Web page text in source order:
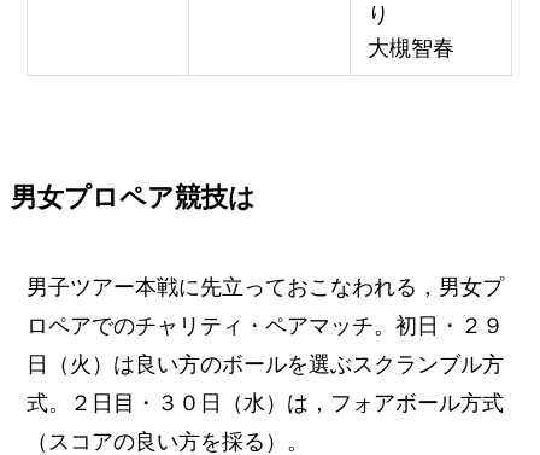
り
大槻智春
男女プロペア競技は
男子ツアー本戦に先立っておこなわれる，男女プ
ロペアでのチャリティ・ペアマッチ。初日・２９
日（火）は良い方のボールを選ぶスクランブル方
式。２日目・３０日（水）は，フォアボール方式
（スコアの良い方を採る）。